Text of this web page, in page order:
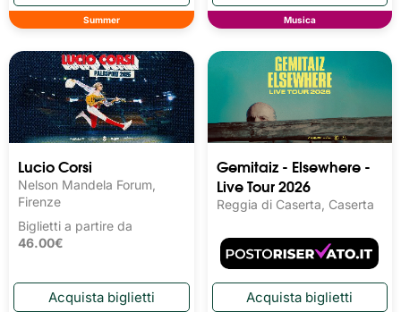
Summer Musica
Lucio Corsi
Nelson Mandela Forum,
Firenze
Biglietti a partire da
46.00€
Gemitaiz - Elsewhere -
Live Tour 2026
Reggia di Caserta, Caserta